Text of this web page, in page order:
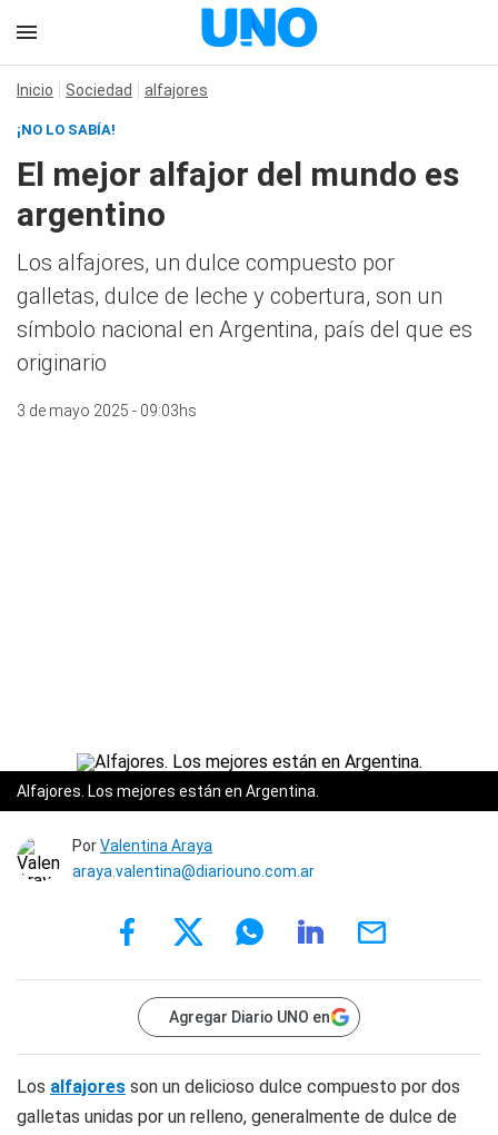
Inicio Sociedad alfajores
¡NO LO SABÍA!
El mejor alfajor del mundo es
argentino
Los alfajores, un dulce compuesto por
galletas, dulce de leche y cobertura, son un
símbolo nacional en Argentina, país del que es
originario
3 de mayo 2025 - 09:03hs
Alfajores. Los mejores están en Argentina.
PorValentina Araya
araya.valentina@diariouno.com.ar
Agregar Diario UNO en
Los alfajores son un delicioso dulce compuesto por dos
galletas unidas por un relleno, generalmente de dulce de